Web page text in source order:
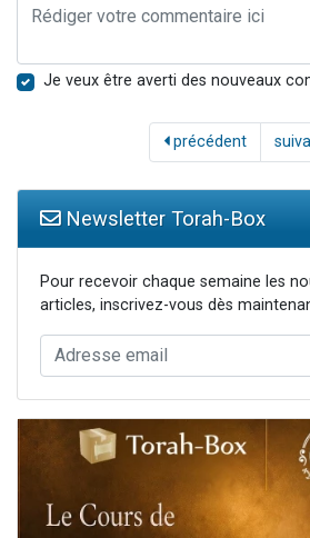
Je veux être averti des nouveaux
précédent
Newsletter Torah-Box
Pour recevoir chaque semaine les
articles, inscrivez-vous dès